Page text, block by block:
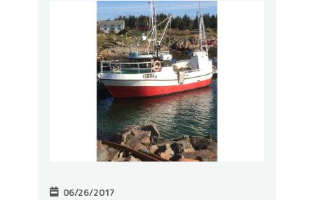
06/26/2017